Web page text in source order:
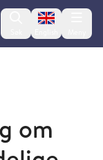
Change
om